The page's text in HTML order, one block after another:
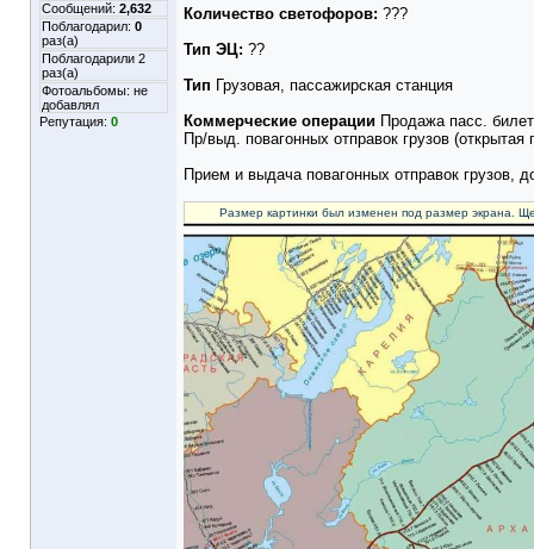
Сообщений: 2,632
Поблагодарил: 0
раз(а)
Поблагодарили 2
раз(а)
Фотоальбомы: не
добавлял
Репутация: 0
Количество светофоров: ???
Тип ЭЦ: ??
Тип Грузовая, пассажирская станция
Коммерческие операции Продажа пасс.
Пр/выд. повагонных отправок грузов (открытая
Прием и выдача повагонных отправок грузов,
Размер картинки был изменен под размер экрана.